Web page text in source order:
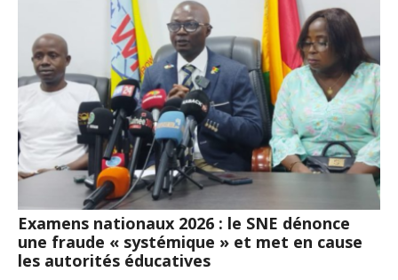
Examens nationaux 2026 : le SNE dénonce
une fraude « systémique » et met en cause
les autorités éducatives